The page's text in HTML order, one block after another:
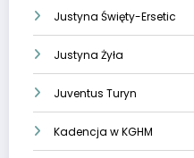
Justyna Święty-Ersetic
Justyna Żyła
Juventus Turyn
Kadencja w KGHM